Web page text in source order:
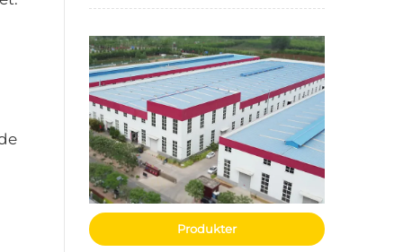
Produkter